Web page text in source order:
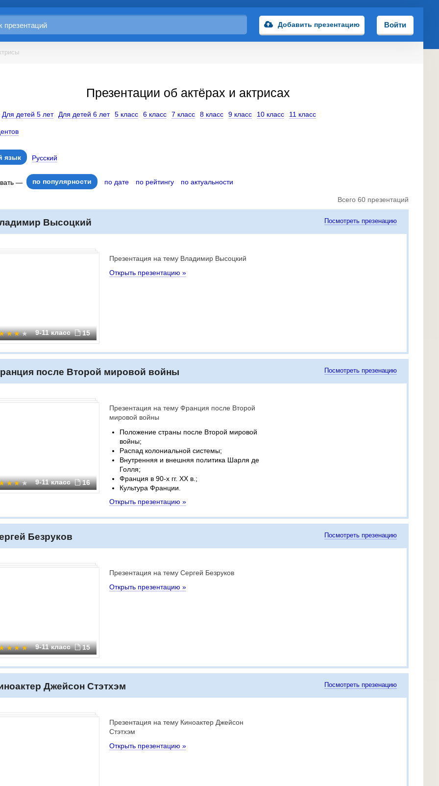
Добавить презентацию Войти
Презентации об актёрах и актрисах
Для детей 5 лет Для детей 6 лет 5 класс 6 класс 7 класс 8 класс 9 класс 10 класс 11 класс
язык Русский
— по популярности по дате по рейтингу по актуальности
Всего 60 презентаций
Высоцкий Посмотреть презенацию
9-11 класс 15
Презентация на тему Владимир Высоцкий
Открыть презентацию »
после Второй мировой войны Посмотреть презенацию
9-11 класс 16
Презентация на тему Франция после Второй
мировой войны
Положение страны после Второй мировой
войны;
Распад колониальной системы;
Внутренняя и внешняя политика Шарля де
Голля;
Франция в 90-х гг. XX в.;
Культура Франции.
Открыть презентацию »
Безруков Посмотреть презенацию
9-11 класс 15
Презентация на тему Сергей Безруков
Открыть презентацию »
Джейсон Стэтхэм Посмотреть презенацию
Презентация на тему Киноактер Джейсон
Стэтхэм
Открыть презентацию »